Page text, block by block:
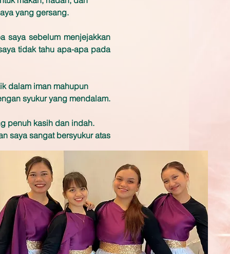
yang gersang.
saya sebelum menjejakkan
tidak tahu apa-apa pada
dalam iman mahupun
syukur yang mendalam.
penuh kasih dan indah.
saya sangat bersyukur atas